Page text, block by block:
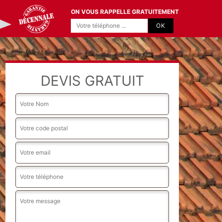
ON VOUS RAPPELLE GRATUITEMENT
DEVIS GRATUIT